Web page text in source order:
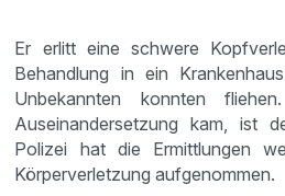
Er erlitt eine schwere
Behandlung in ein
Unbekannten konnten
Auseinandersetzung kam, ist
Polizei hat die Ermittlungen
Körperverletzung aufgenommen.